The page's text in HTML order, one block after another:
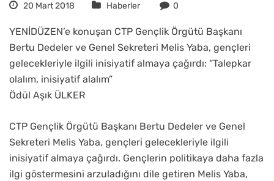
20 Mart 2018 Haberler 0
YENİDÜZEN’e konuşan CTP Gençlik Örgütü Başkanı
Bertu Dedeler ve Genel Sekreteri Melis Yaba, gençleri
gelecekleriyle ilgili inisiyatif almaya çağırdı: “Talepkar
olalım, inisiyatif alalım”
Ödül Aşık ÜLKER
CTP Gençlik Örgütü Başkanı Bertu Dedeler ve Genel
Sekreteri Melis Yaba, gençleri gelecekleriyle ilgili
inisiyatif almaya çağırdı. Gençlerin politikaya daha fazla
ilgi göstermesini arzuladığını dile getiren Melis Yaba,